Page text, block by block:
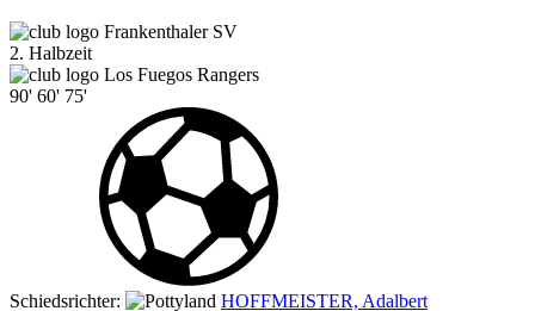
Frankenthaler SV
2. Halbzeit
Los Fuegos Rangers
90' 60' 75'
Schiedsrichter:
HOFFMEISTER, Adalbert